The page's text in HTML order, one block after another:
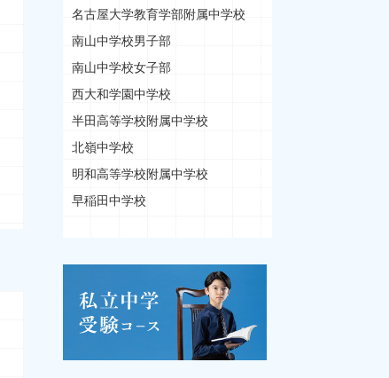
名古屋大学教育学部附属中学校
南山中学校男子部
南山中学校女子部
西大和学園中学校
半田高等学校附属中学校
北嶺中学校
明和高等学校附属中学校
早稲田中学校